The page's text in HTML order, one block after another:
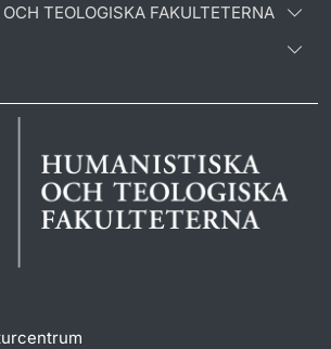
TEOLOGISKA FAKULTETERNA